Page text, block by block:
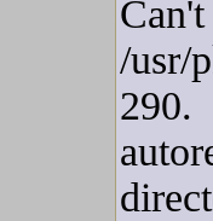
/usr/
290.